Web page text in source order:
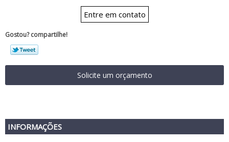
Entre em contato
Gostou? compartilhe!
Solicite um orçamento
INFORMAÇÕES